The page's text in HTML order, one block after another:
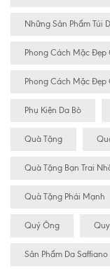
Những Sản Phẩm Túi
Phong Cách Mặc
Phong Cách Mặc
Phụ Kiện Da Bò
Quà Tặng
Quà Tặng Bạn Trai
Quà Tặng Phái Mạnh
Quý Ông
Sản Phẩm Da Saffiano